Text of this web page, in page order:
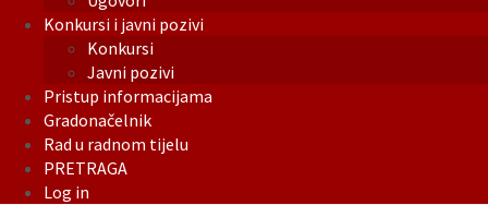
Konkursi i javni pozivi
Konkursi
Javni pozivi
Pristup informacijama
Gradonačelnik
Rad u radnom tijelu
PRETRAGA
Log in